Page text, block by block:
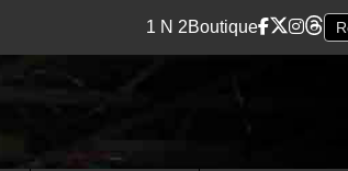
1 N 2Boutique